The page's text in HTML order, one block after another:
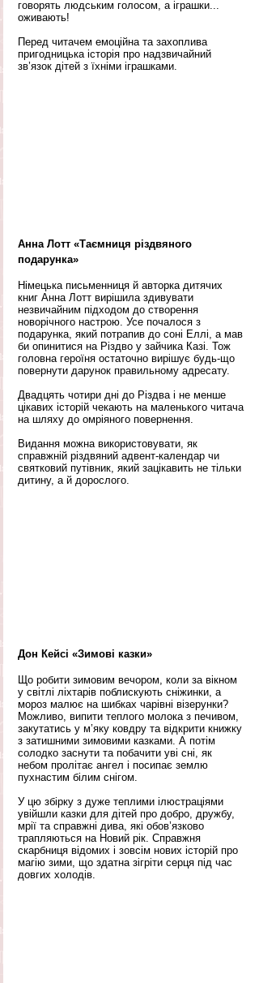
говорять людським голосом, а іграшки...
оживають!
Перед читачем емоційна та захоплива
пригодницька історія про надзвичайний
зв’язок дітей з їхніми іграшками.
Анна Лотт «Таємниця різдвяного
подарунка»
Німецька письменниця й авторка дитячих
книг Анна Лотт вирішила здивувати
незвичайним підходом до створення
новорічного настрою. Усе почалося з
подарунка, який потрапив до соні Еллі, а мав
би опинитися на Різдво у зайчика Казі. Тож
головна героїня остаточно вирішує будь-що
повернути дарунок правильному адресату.
Двадцять чотири дні до Різдва і не менше
цікавих історій чекають на маленького читача
на шляху до омріяного повернення.
Видання можна використовувати, як
справжній різдвяний адвент-календар чи
святковий путівник, який зацікавить не тільки
дитину, а й дорослого.
Дон Кейсі «Зимові казки»
Що робити зимовим вечором, коли за вікном
у світлі ліхтарів поблискують сніжинки, а
мороз малює на шибках чарівні візерунки?
Можливо, випити теплого молока з печивом,
закутатись у м’яку ковдру та відкрити книжку
з затишними зимовими казками. А потім
солодко заснути та побачити уві сні, як
небом пролітає ангел і посипає землю
пухнастим білим снігом.
У цю збірку з дуже теплими ілюстраціями
увійшли казки для дітей про добро, дружбу,
мрії та справжні дива, які обов’язково
трапляються на Новий рік. Справжня
скарбниця відомих і зовсім нових історій про
магію зими, що здатна зігріти серця під час
довгих холодів.